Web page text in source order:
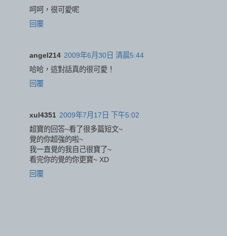
呵呵，很可愛呢
回覆
angel214 2009年6月30日 清晨5:44
哈哈，這對話真的很可愛！
回覆
xul4351 2009年7月17日 下午5:02
超寶的回答~看了很多篇短文~
覺的你超強的啦~
我一直覺的我自己很寶了~
看完你的覺的你更寶~ XD
回覆